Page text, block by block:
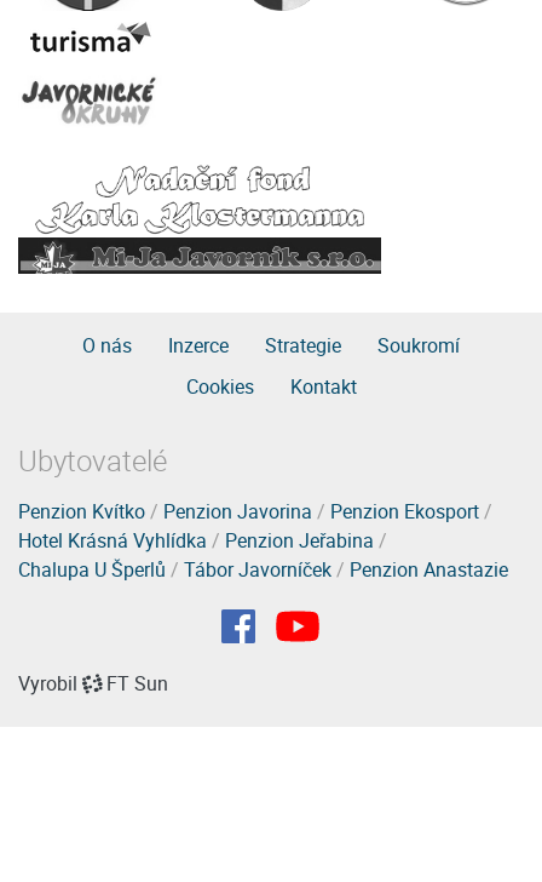
O nás Inzerce Strategie
Soukromí
Cookies
Kontakt
Ubytovatelé
Penzion Kvítko/ Penzion Javorina / Penzion Ekosport/
Hotel Krásná Vyhlídka / Penzion Jeřabina /
Chalupa U Šperlů / Tábor Javorníček/ Penzion Anastazie
Vyrobil FT Sun